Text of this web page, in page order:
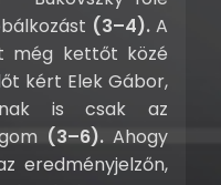
(3–4). A
még kettőt közé
kért Elek Gábor,
is csak az
(3–6). Ahogy
eredményjelzőn,